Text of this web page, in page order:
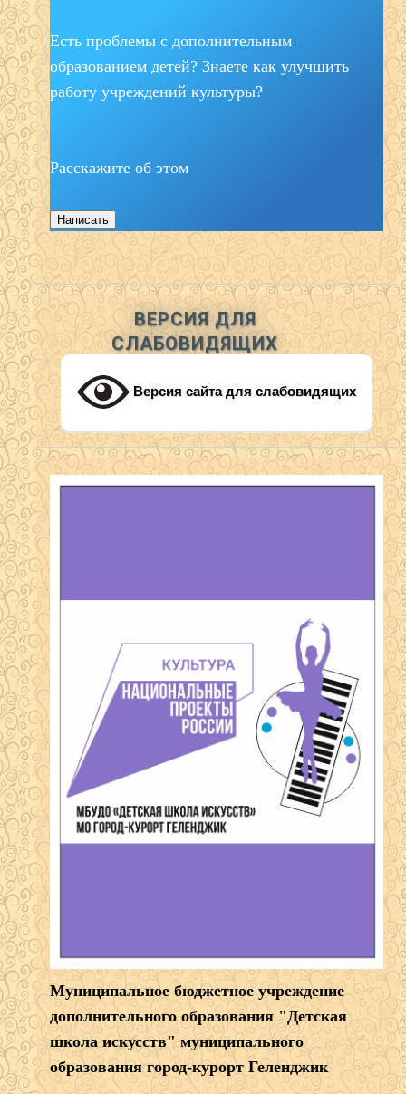
Есть проблемы с дополнительным
образованием детей? Знаете как улучшить
работу учреждений культуры?
Расскажите об этом
Написать
ВЕРСИЯ ДЛЯ
СЛАБОВИДЯЩИХ
Версия сайта для слабовидящих
Муниципальное бюджетное учреждение
дополнительного образования "Детская
школа искусств" муниципального
образования город-курорт Геленджик